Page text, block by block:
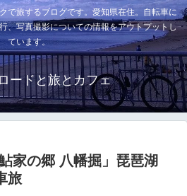
で旅するブログです。愛知県在住。自転車に
、写真撮影についての情報をアウトプットし
ています。
ードと旅とカフェ
家の郷 八幡掘」琵琶湖
旅